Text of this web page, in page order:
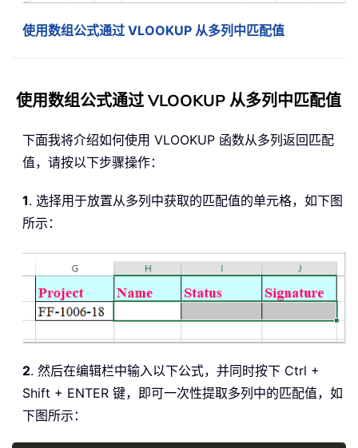
使用数组公式通过 VLOOKUP 从多列中匹配值
使用数组公式通过 VLOOKUP 从多列中匹配值
下面我将介绍如何使用 VLOOKUP 函数从多列返回匹配
值，请按以下步骤操作：
1. 选择用于放置从多列中获取的匹配值的单元格，如下图
所示：
2. 然后在编辑栏中输入以下公式，并同时按下 Ctrl +
Shift + ENTER 键，即可一次性提取多列中的匹配值，如
下图所示：